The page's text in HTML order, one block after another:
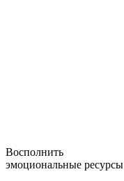
Восполнить
эмоциональные ресурсы